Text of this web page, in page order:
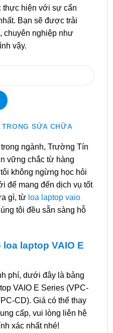
thực hiện với sự cẩn
Bạn sẽ được trải
chuyên nghiệp như
vậy.
SỬA CHỮA
ngành, Trường Tín
vững chắc từ hàng
không ngừng học hỏi
để mang đến dịch vụ tốt
gì, từ loa laptop vaio
tôi đều sẵn sàng hỗ
laptop VAIO E
phí, dưới đây là bảng
VAIO E Series (VPC-
CD). Giá có thể thay
cấp, vui lòng liên hệ
xác nhất nhé!